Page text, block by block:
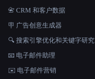
📇 CRM 和客户数据
🪧 广告创意生成器
🔍 搜索引擎优化和关键字研究
📧 电子邮件助理
✉️ 电子邮件营销